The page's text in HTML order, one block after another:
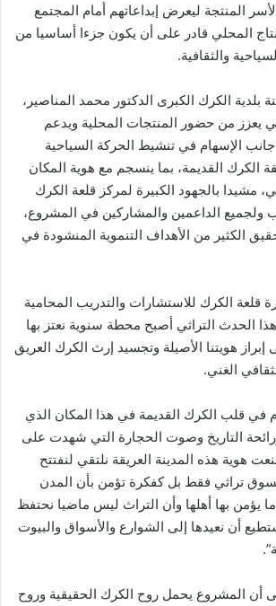
المنتجة ليعرض إبداعاتهم أمام المجتمع
المحلي قادر على أن يكون جزءا أساسيا من
والثقافية.
بلدية الكرك الكبرى الدكتور محمد المناصير،
يعزز من حضور المنتجات المحلية ويدعم
جانب الإسهام في تنشيط الحركة السياحية
الكرك القديمة، بما ينسجم مع هوية المكان
مشيدا بالجهود الكبيرة لمركز قلعة الكرك
ولجميع الداعمين والمشاركين في المشروع،
الكثير من الأهداف التنموية المنشودة في
قلعة الكرك للاستشارات والتدريب المحامية
الحدث التراثي أصبح محطة سنوية نعتز بها
هويتنا الأصيلة وتجسيد إرث الكرك العريق
الغني.
في قلب الكرك القديمة في هذا المكان الذي
التاريخ وصوت الحجارة التي شهدت على
هوية هذه المدينة العريقة نلتقي لنفتتح
تراثي فقط بل كفكرة تؤمن بأن المدن
يؤمن بها أهلها وأن التراث ليس ماضيا نحتفظ
أن نعيدها إلى الشوارع والأسواق والبيوت
أن المشروع يحمل روح الكرك الحقيقية وروح